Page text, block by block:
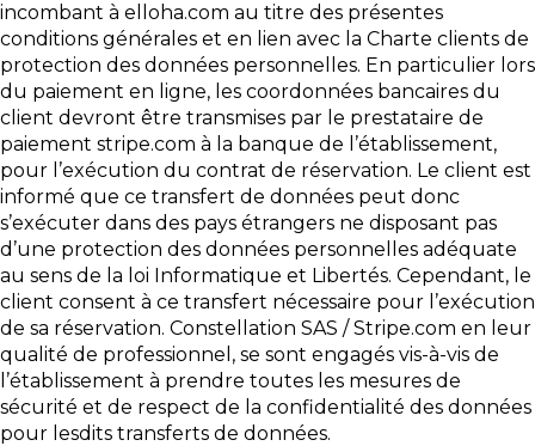
incombant à elloha.com au titre des présentes
conditions générales et en lien avec la Charte clients de
protection des données personnelles. En particulier lors
du paiement en ligne, les coordonnées bancaires du
client devront être transmises par le prestataire de
paiement stripe.com à la banque de l’établissement,
pour l’exécution du contrat de réservation. Le client est
informé que ce transfert de données peut donc
s’exécuter dans des pays étrangers ne disposant pas
d’une protection des données personnelles adéquate
au sens de la loi Informatique et Libertés. Cependant, le
client consent à ce transfert nécessaire pour l’exécution
de sa réservation. Constellation SAS / Stripe.com en leur
qualité de professionnel, se sont engagés vis-à-vis de
l’établissement à prendre toutes les mesures de
sécurité et de respect de la confidentialité des données
pour lesdits transferts de données.